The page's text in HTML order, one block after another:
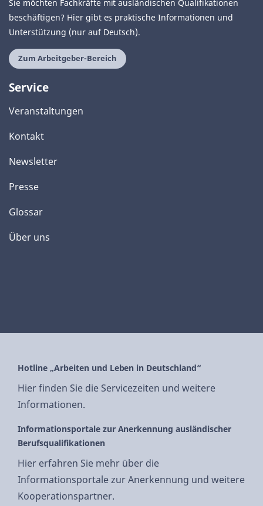
Sie möchten Fachkräfte mit ausländischen Qualifikationen
beschäftigen? Hier gibt es praktische Informationen und
Unterstützung (nur auf Deutsch).
Zum Arbeitgeber-Bereich
Service
Veranstaltungen
Kontakt
Newsletter
Presse
Glossar
Über uns
Hotline „Arbeiten und Leben in Deutschland“
Hier finden Sie die Servicezeiten und weitere
Informationen.
Informationsportale zur Anerkennung ausländischer
Berufsqualifikationen
Hier erfahren Sie mehr über die
Informationsportale zur Anerkennung und weitere
Kooperationspartner.